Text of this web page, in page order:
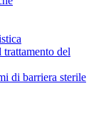
subito in
del
di barriera sterile